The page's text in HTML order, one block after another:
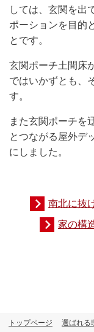
しては、玄関を出
ポーションを目的
とです。
玄関ポーチ土間床
ではいかずとも、
す。
また玄関ポーチを
とつながる屋外デ
にしました。
南北に抜
家の構
トップページ 選ばれる